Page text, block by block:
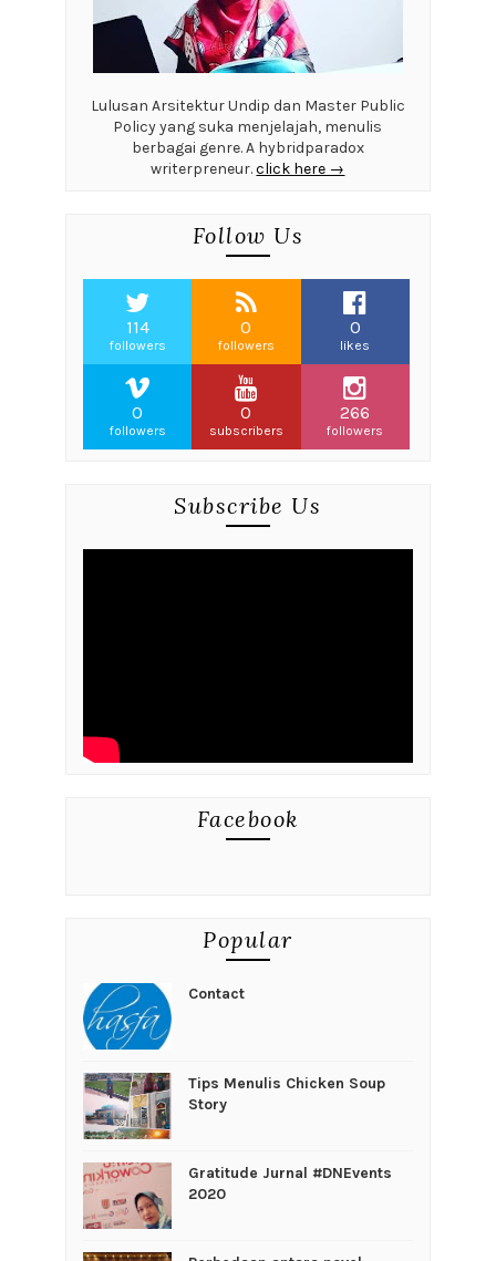
Lulusan Arsitektur Undip dan Master Public
Policy yang suka menjelajah, menulis
berbagai genre. A hybridparadox
writerpreneur.click here →
Follow Us
114
followers
0
followers
0
likes
0
followers
0
subscribers
266
followers
Subscribe Us
Facebook
Popular
Contact
Tips Menulis Chicken Soup
Story
Gratitude Jurnal #DNEvents
2020